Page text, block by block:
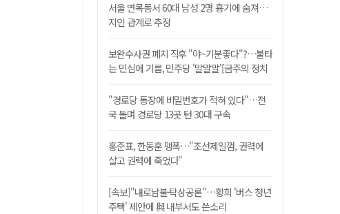
서울 면목동서 60대 남성 2명 흉기에 숨져…
지인 관계로 추정
보완수사권 폐지 직후 "야~기분좋다"?…불타
는 민심에 기름, 민주당 '말말말'[금주의 정치
"경로당 통장에 비밀번호가 적혀 있다"…전
국 돌며 경로당 13곳 턴 30대 구속
홍준표, 한동훈 맹폭…"조선제일껌, 권력에
살고 권력에 죽었다"
[속보]"내로남불·탁상공론"…황희 '버스 청년
주택' 제안에 與 내부서도 쓴소리